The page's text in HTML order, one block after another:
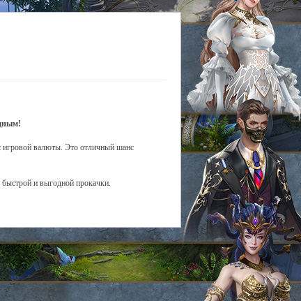
игровой валюты. Это отличный шанс
и выгодной прокачки.